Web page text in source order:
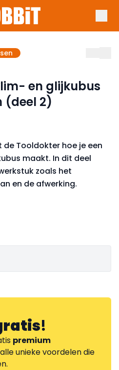
en glijkubus
(deel 2)
Tooldokter hoe je een
maakt. In dit deel
zoals het
en de afwerking.
!
premium
unieke voordelen die